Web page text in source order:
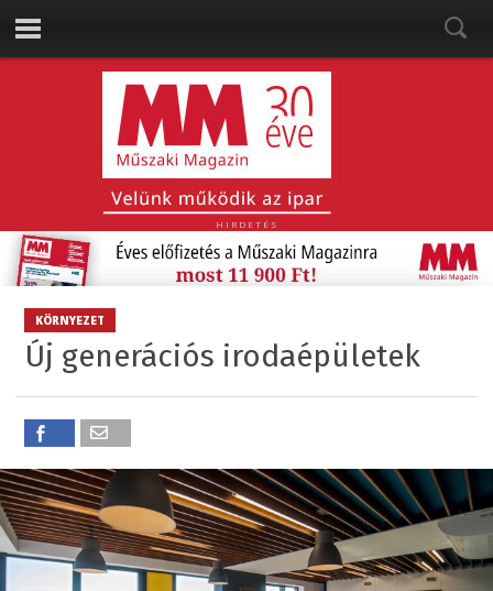
HIRDETÉS
KÖRNYEZET
Új generációs irodaépületek